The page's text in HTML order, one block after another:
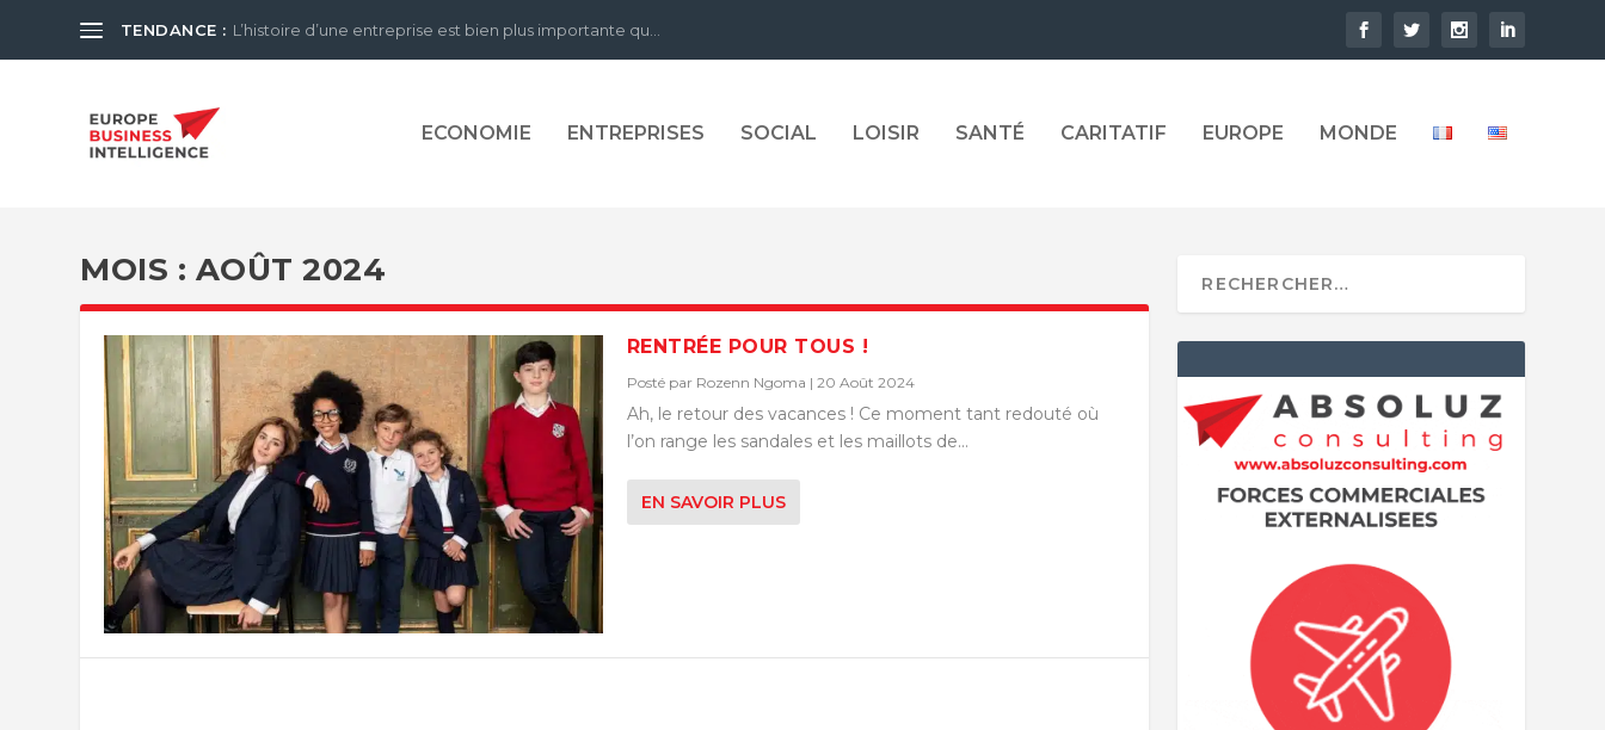
TENDANCE : L’histoire d’une entreprise est bien plus importante qu...
ECONOMIE ENTREPRISES SOCIAL LOISIR SANTÉ CARITATIF EUROPE MONDE
MOIS : AOÛT 2024
RENTRÉE POUR TOUS !
Posté par Rozenn Ngoma | 20 Août 2024
Ah, le retour des vacances ! Ce moment tant redouté où
l’on range les sandales et les maillots de...
EN SAVOIR PLUS